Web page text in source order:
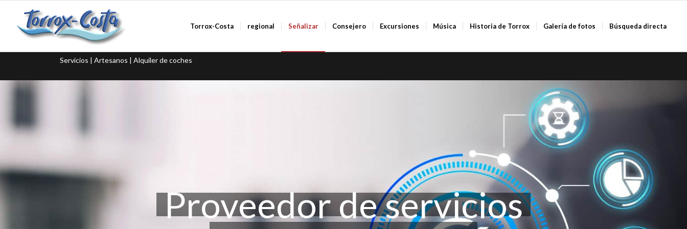
Torrox-Costa regional Señalizar Consejero Excursiones Música Historia de Torrox Galería de fotos Búsqueda directa
Servicios | Artesanos | Alquiler de coches
Proveedor de servicios